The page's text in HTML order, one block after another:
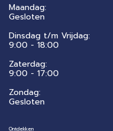
Maandag:
Gesloten
Dinsdag t/m Vrijdag:
9:00 - 18:00
Zaterdag:
​9:00 - 17:00
Zondag:
Gesloten
Ontdekken